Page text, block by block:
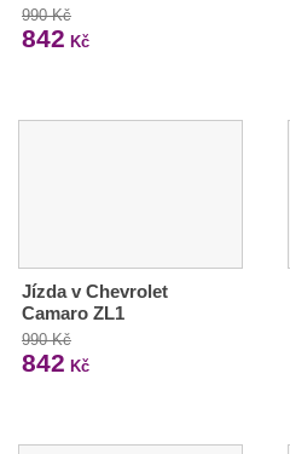
990 Kč
842 Kč
Jízda v Chevrolet
Camaro ZL1
990 Kč
842 Kč